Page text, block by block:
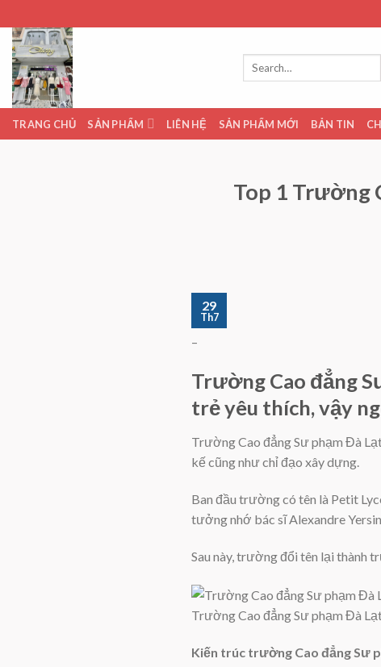
to
content
Search
TRANG CHỦ SẢN PHẨM LIÊN HỆ SẢN PHẨM MỚI BẢN TIN
Top 1 Trường
29
Th7
–
Trường Cao đẳng
trẻ yêu thích, vậy
Trường Cao đẳng Sư phạm Đà
kế cũng như chỉ đạo xây dựng.
Ban đầu trường có tên là Petit
tưởng nhớ bác sĩ Alexandre
Sau này, trường đổi tên lại thành
Trường Cao đẳng Sư phạm Đà
Kiến trúc trường Cao đẳng Sư